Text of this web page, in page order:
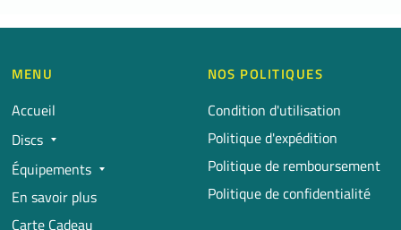
MENU
Accueil
Discs
Équipements
En savoir plus
Carte Cadeau
NOS POLITIQUES
Condition d'utilisation
Politique d'expédition
Politique de remboursement
Politique de confidentialité